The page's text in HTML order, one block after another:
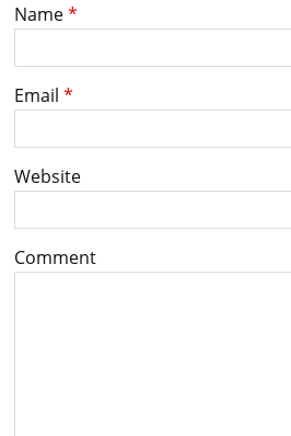
Name*
Email *
Website
Comment